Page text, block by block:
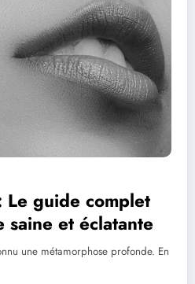
et éclatante
une métamorphose profonde. En